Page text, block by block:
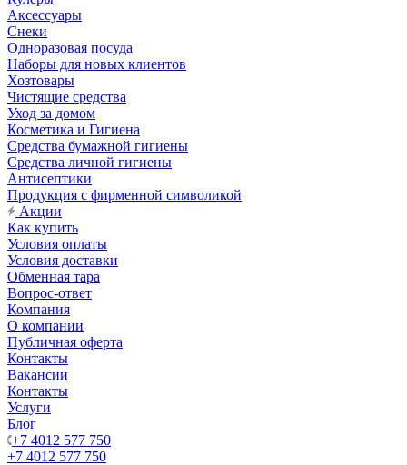
Аксессуары
Снеки
Одноразовая посуда
Наборы для новых клиентов
Хозтовары
Чистящие средства
Уход за домом
Косметика и Гигиена
Средства бумажной гигиены
Средства личной гигиены
Антисептики
Продукция с фирменной символикой
Акции
Как купить
Условия оплаты
Условия доставки
Обменная тара
Вопрос-ответ
Компания
О компании
Публичная оферта
Контакты
Вакансии
Контакты
Услуги
Блог
+7 4012 577 750
+7 4012 577 750